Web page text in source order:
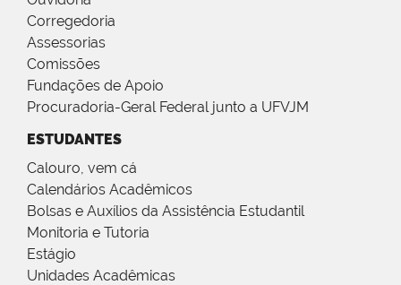
Corregedoria
Assessorias
Comissões
Fundações de Apoio
Procuradoria-Geral Federal junto a UFVJM
ESTUDANTES
Calouro, vem cá
Calendários Acadêmicos
Bolsas e Auxílios da Assistência Estudantil
Monitoria e Tutoria
Estágio
Unidades Acadêmicas